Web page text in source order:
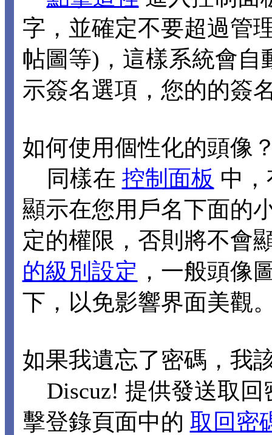
字，並確定不要超過管
帖圖等)，這樣系統會自
示簽名選項，您的的簽
如何使用個性化的頭像
同樣在 控制面板 中
顯示在您用戶名下面的
定的權限，否則將不會
的級別設定 ，一般頭像
下，以免影響界面美觀
如果我遺忘了密碼，我
Discuz! 提供發送取回
擊登錄頁面中的 取回密